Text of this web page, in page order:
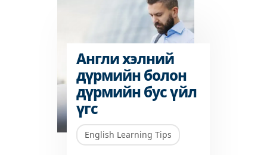
Англи хэлний
дүрмийн болон
дүрмийн бус үйл
үгс
English Learning Tips